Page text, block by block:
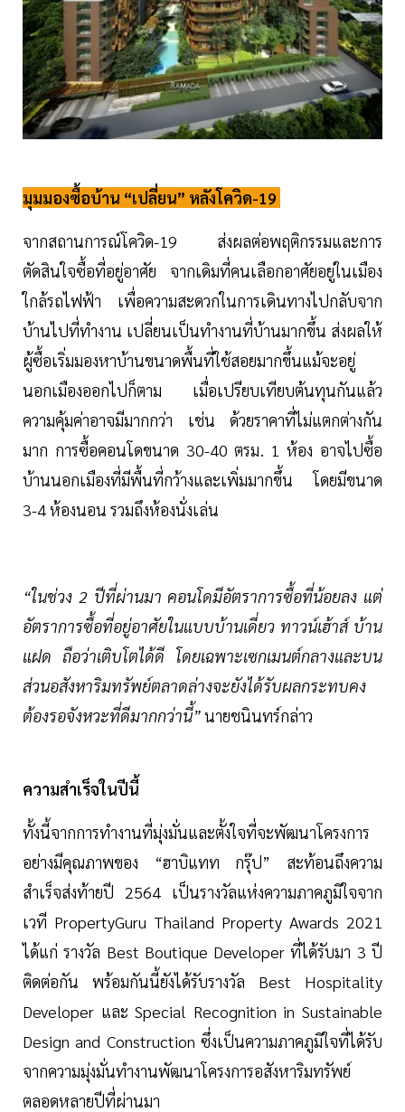
มุมมองซื้อบ้าน “เปลี่ยน” หลังโควิด-19
จากสถานการณ์โควิด-19 ส่งผลต่อพฤติกรรมและการ
ตัดสินใจซื้อที่อยู่อาศัย จากเดิมที่คนเลือกอาศัยอยู่ในเมือง
ใกล้รถไฟฟ้า เพื่อความสะดวกในการเดินทางไปกลับจาก
บ้านไปที่ทำงาน เปลี่ยนเป็นทำงานที่บ้านมากขึ้น ส่งผลให้
ผู้ซื้อเริ่มมองหาบ้านขนาดพื้นที่ใช้สอยมากขึ้นแม้จะอยู่
นอกเมืองออกไปก็ตาม เมื่อเปรียบเทียบต้นทุนกันแล้ว
ความคุ้มค่าอาจมีมากกว่า เช่น ด้วยราคาที่ไม่แตกต่างกัน
มาก การซื้อคอนโดขนาด 30-40 ตรม. 1 ห้อง อาจไปซื้อ
บ้านนอกเมืองที่มีพื้นที่กว้างและเพิ่มมากขึ้น โดยมีขนาด
3-4 ห้องนอน รวมถึงห้องนั่งเล่น
“ในช่วง 2 ปีที่ผ่านมา คอนโดมีอัตราการซื้อที่น้อยลง แต่
อัตราการซื้อที่อยู่อาศัยในแบบบ้านเดี่ยว ทาวน์เฮ้าส์ บ้าน
แฝด ถือว่าเติบโตได้ดี โดยเฉพาะเซกเมนต์กลางและบน
ส่วนอสังหาริมทรัพย์ตลาดล่างจะยังได้รับผลกระทบคง
ต้องรอจังหวะที่ดีมากกว่านี้”นายชนินทร์กล่าว
ความสำเร็จในปีนี้
ทั้งนี้จากการทำงานที่มุ่งมั่นและตั้งใจที่จะพัฒนาโครงการ
อย่างมีคุณภาพของ “ฮาบิแทท กรุ๊ป” สะท้อนถึงความ
สำเร็จส่งท้ายปี 2564 เป็นรางวัลแห่งความภาคภูมิใจจาก
เวที PropertyGuru Thailand Property Awards 2021
ได้แก่ รางวัล Best Boutique Developer ที่ได้รับมา 3 ปี
ติดต่อกัน พร้อมกันนี้ยังได้รับรางวัล Best Hospitality
Developer และ Special Recognition in Sustainable
Design and Construction ซึ่งเป็นความภาคภูมิใจที่ได้รับ
จากความมุ่งมั่นทำงานพัฒนาโครงการอสังหาริมทรัพย์
ตลอดหลายปีที่ผ่านมา